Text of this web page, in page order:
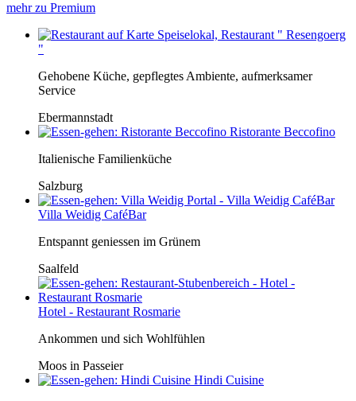
mehr zu Premium
Speiselokal, Restaurant " Resengoerg
"
Gehobene Küche, gepflegtes Ambiente, aufmerksamer
Service
Ebermannstadt
Ristorante Beccofino
Italienische Familienküche
Salzburg
Villa Weidig CaféBar
Entspannt geniessen im Grünem
Saalfeld
Hotel - Restaurant Rosmarie
Ankommen und sich Wohlfühlen
Moos in Passeier
Hindi Cuisine